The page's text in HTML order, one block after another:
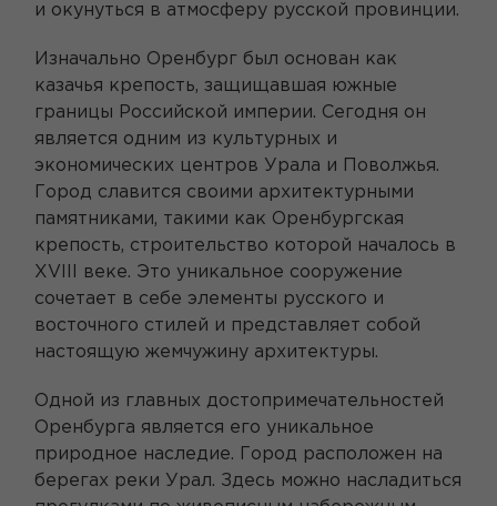
и окунуться в атмосферу русской провинции.
Изначально Оренбург был основан как
казачья крепость, защищавшая южные
границы Российской империи. Сегодня он
является одним из культурных и
экономических центров Урала и Поволжья.
Город славится своими архитектурными
памятниками, такими как Оренбургская
крепость, строительство которой началось в
XVIII веке. Это уникальное сооружение
сочетает в себе элементы русского и
восточного стилей и представляет собой
настоящую жемчужину архитектуры.
Одной из главных достопримечательностей
Оренбурга является его уникальное
природное наследие. Город расположен на
берегах реки Урал. Здесь можно насладиться